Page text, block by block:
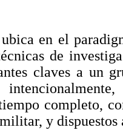
en el
de
claves a un
completo,
y dispuestos